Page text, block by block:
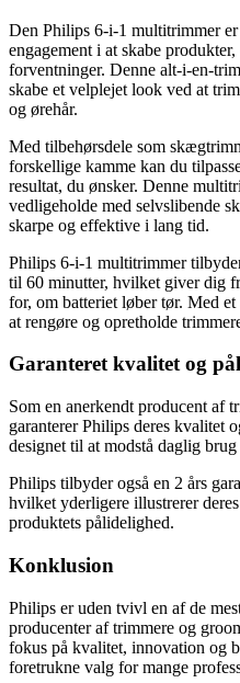
Den Philips 6-i-1 multitrimmer
engagement i at skabe
forventninger. Denne alt-i-en-
skabe et velplejet look ved at
og ørehår.
Med tilbehørsdele som
forskellige kamme kan du
resultat, du ønsker. Denne
vedligeholde med selvslibende
skarpe og effektive i lang tid.
Philips 6-i-1 multitrimmer
til 60 minutter, hvilket giver dig
for, om batteriet løber tør. Med
at rengøre og opretholde
Garanteret kvalitet og
Som en anerkendt producent af
garanterer Philips deres kvalitet
designet til at modstå daglig
Philips tilbyder også en 2 års
hvilket yderligere illustrerer
produktets pålidelighed.
Konklusion
Philips er uden tvivl en af de
producenter af trimmere og
fokus på kvalitet, innovation og
foretrukne valg for mange